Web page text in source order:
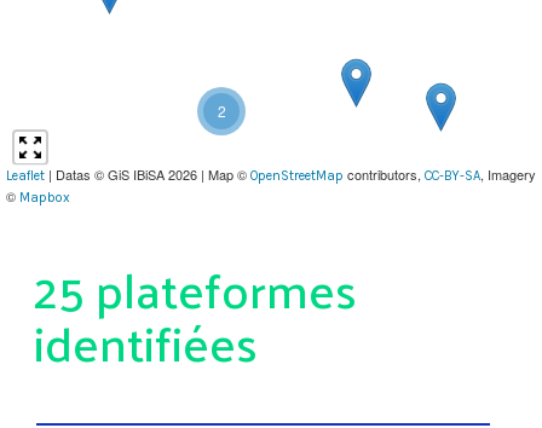
2
Leaflet | Datas © GiS IBiSA 2026 | Map © OpenStreetMap contributors, CC-BY-SA, Imagery
© Mapbox
25 plateformes
identifiées